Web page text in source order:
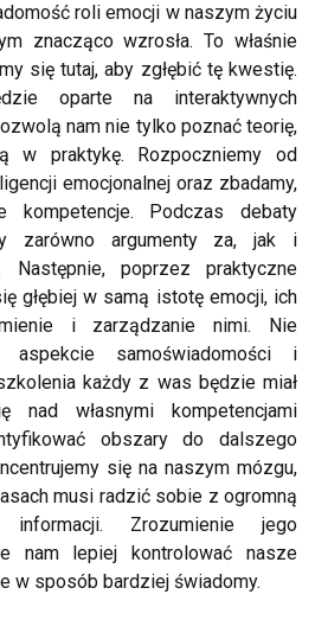
roli emocji w naszym życiu
znacząco wzrosła. To właśnie
się tutaj, aby zgłębić tę kwestię.
oparte na interaktywnych
nam nie tylko poznać teorię,
w praktykę. Rozpoczniemy od
emocjonalnej oraz zbadamy,
Podczas debaty
zarówno argumenty za, jak i
poprzez praktyczne
głębiej w samą istotę emocji, ich
i zarządzanie nimi. Nie
samoświadomości i
każdy z was będzie miał
nad własnymi kompetencjami
obszary do dalszego
się na naszym mózgu,
musi radzić sobie z ogromną
Zrozumienie jego
nam lepiej kontrolować nasze
w sposób bardziej świadomy.